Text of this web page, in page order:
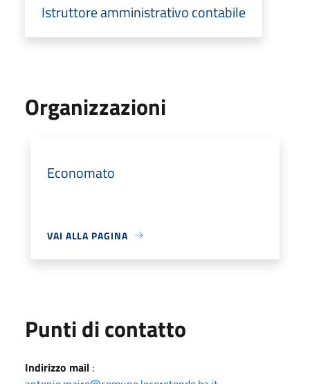
Istruttore amministrativo contabile
Organizzazioni
Economato
VAI ALLA PAGINA
Punti di contatto
Indirizzo mail :